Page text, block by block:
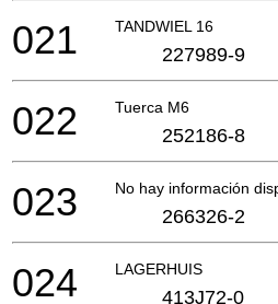
TANDWIEL 16
021 227989-9
Tuerca M6
022 252186-8
No hay información
023 266326-2
LAGERHUIS
024 413J72-0